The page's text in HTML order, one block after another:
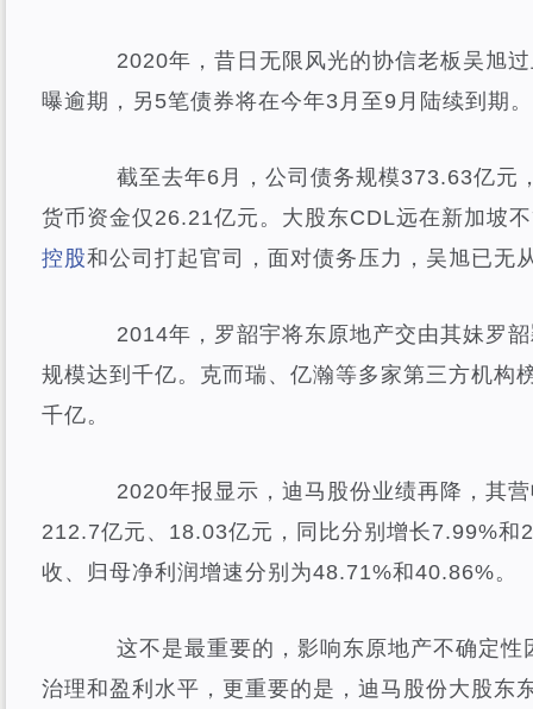
2020年，昔日无限风光的协信老板吴旭过
曝逾期，另5笔债券将在今年3月至9月陆续到期。
截至去年6月，公司债务规模373.63亿元
货币资金仅26.21亿元。大股东CDL远在新加坡
控股和公司打起官司，面对债务压力，吴旭已无
2014年，罗韶宇将东原地产交由其妹罗韶
规模达到千亿。克而瑞、亿瀚等多家第三方机构
千亿。
2020年报显示，迪马股份业绩再降，其营
212.7亿元、18.03亿元，同比分别增长7.99%和
收、归母净利润增速分别为48.71%和40.86%。
这不是最重要的，影响东原地产不确定性
治理和盈利水平，更重要的是，迪马股份大股东